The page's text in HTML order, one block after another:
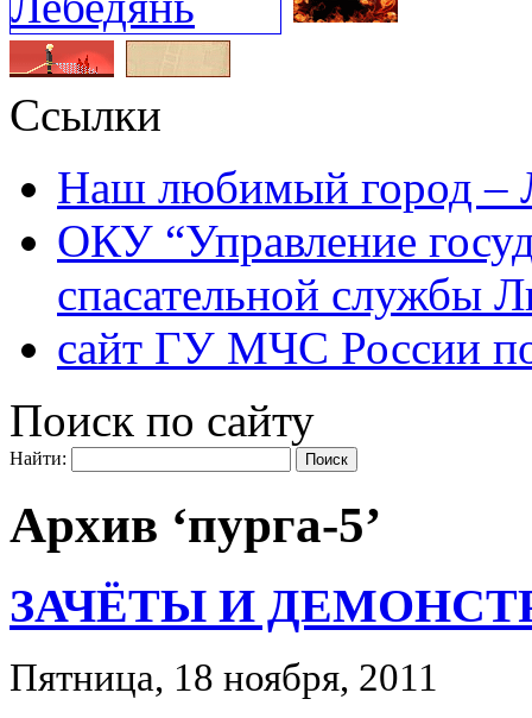
Ссылки
Наш любимый город –
ОКУ “Управление
спасательной службы
сайт ГУ МЧС России
Поиск по сайту
Найти:
Архив ‘пурга-5’
ЗАЧЁТЫ И
Пятница, 18 ноября, 2011